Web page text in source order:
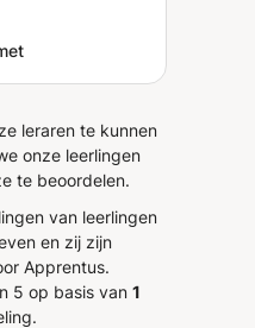
Naben! ”
leraren te kunnen
onze leerlingen
te beoordelen.
van leerlingen
en zij zijn
Apprentus.
5 op basis van 1